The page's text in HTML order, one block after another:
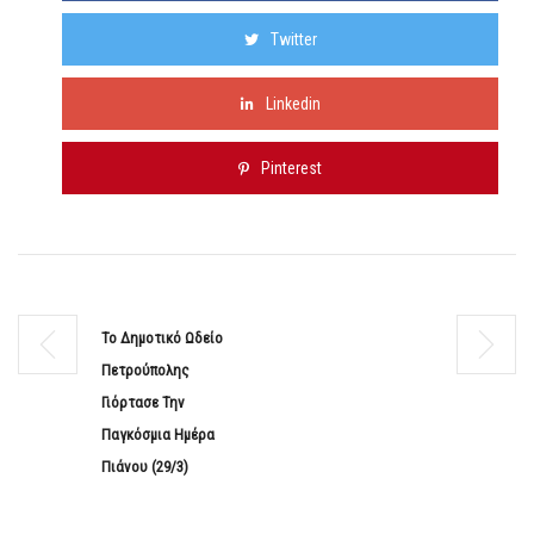
Twitter
Linkedin
Pinterest
Το Δημοτικό Ωδείο
Πετρούπολης
Γιόρτασε Την
Παγκόσμια Ημέρα
Πιάνου (29/3)